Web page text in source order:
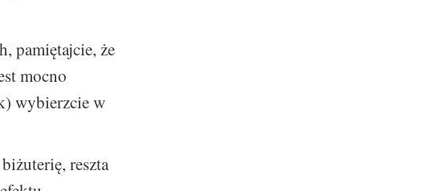
pamiętajcie, że
mocno
wybierzcie w
reszta